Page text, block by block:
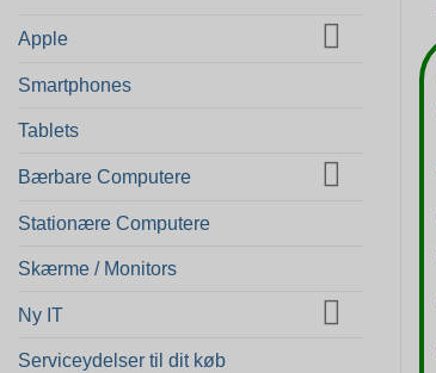
Apple
Smartphones
Tablets
Bærbare Computere
Stationære Computere
Skærme / Monitors
Ny IT
Serviceydelser til dit køb